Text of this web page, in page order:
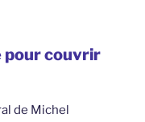
pour couvrir
de Michel